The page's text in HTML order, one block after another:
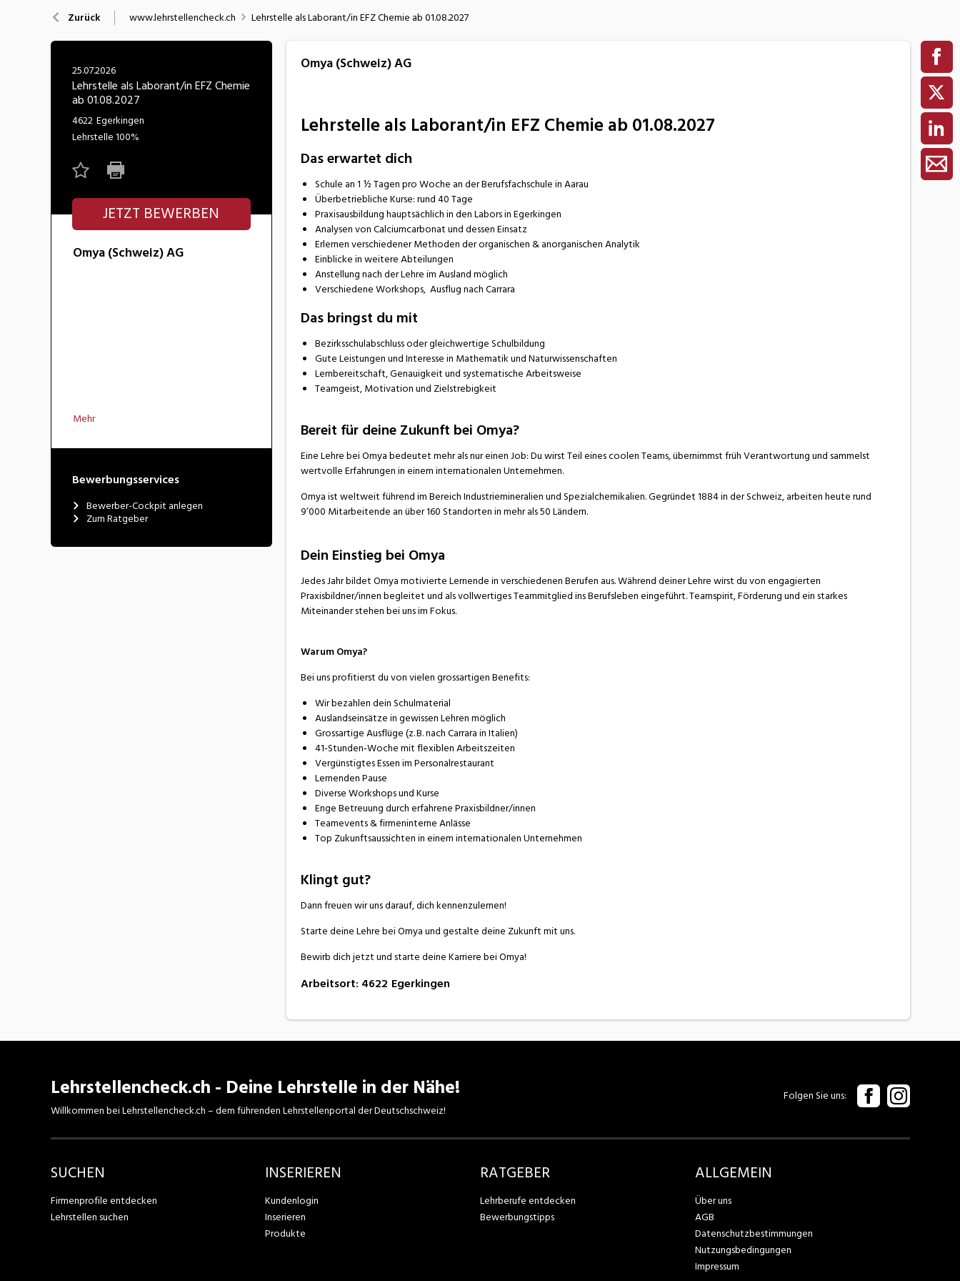
Nahrung
Wirtschaft/Verwaltung
Zurück www.lehrstellencheck.ch Lehrstelle als Laborant/in EFZ Chemie ab 01.08.2027
25.07.2026
Lehrstelle als Laborant/in EFZ Chemie
ab 01.08.2027
4622 Egerkingen
Lehrstelle100%
JETZT BEWERBEN
Omya (Schweiz) AG
Mehr
Bewerbungsservices
Bewerber-Cockpit anlegen
Zum Ratgeber
Omya (Schweiz) AG
Lehrstelle als Laborant/in EFZ Chemie ab 01.08.2027
Das erwartet dich
Schule an 1 ½ Tagen pro Woche an der Berufsfachschule in Aarau
Überbetriebliche Kurse: rund 40 Tage
Praxisausbildung hauptsächlich in den Labors in Egerkingen
Analysen von Calciumcarbonat und dessen Einsatz
Erlernen verschiedener Methoden der organischen & anorganischen Analytik
Einblicke in weitere Abteilungen
Anstellung nach der Lehre im Ausland möglich
Verschiedene Workshops, Ausflug nach Carrara
Das bringst du mit
Bezirksschulabschlussoder gleichwertige Schulbildung
Gute Leistungen und Interesse in Mathematik und Naturwissenschaften
Lernbereitschaft, Genauigkeit und systematische Arbeitsweise
Teamgeist, Motivation und Zielstrebigkeit
Bereit für deine Zukunft bei Omya?
Eine Lehre bei Omya bedeutet mehr als nur einen Job: Du wirst Teil eines coolen Teams, übernimmst früh Verantwortung und sammelst
wertvolle Erfahrungen in einem internationalen Unternehmen.
Omya ist weltweit führend im Bereich Industriemineralien und Spezialchemikalien. Gegründet 1884 in der Schweiz, arbeiten heute rund
9’000 Mitarbeitende an über 160 Standorten in mehr als 50 Ländern.
Dein Einstieg bei Omya
Jedes Jahr bildet Omya motivierte Lernende in verschiedenen Berufen aus. Während deiner Lehre wirst du von engagierten
Praxisbildner/innen begleitet und als vollwertiges Teammitglied ins Berufsleben eingeführt. Teamspirit, Förderung und ein starkes
Miteinander stehen bei uns im Fokus.
Warum Omya?
Bei uns profitierst du von vielen grossartigen Benefits:
Wir bezahlen dein Schulmaterial
Auslandseinsätze in gewissen Lehren möglich
Grossartige Ausflüge (z. B. nach Carrara in Italien)
41‑Stunden‑Woche mit flexiblen Arbeitszeiten
Vergünstigtes Essen im Personalrestaurant
Lernenden Pause
Diverse Workshops und Kurse
Enge Betreuung durch erfahrene Praxisbildner/innen
Teamevents & firmeninterne Anlässe
Top Zukunftsaussichten in einem internationalen Unternehmen
Klingt gut?
Dann freuen wir uns darauf, dich kennenzulernen!
Starte deine Lehre bei Omya und gestalte deine Zukunft mit uns.
Bewirb dich jetzt und starte deine Karriere bei Omya!
Arbeitsort: 4622 Egerkingen
Lehrstellencheck.ch - Deine Lehrstelle in der Nähe!
Willkommen bei Lehrstellencheck.ch – dem führenden Lehrstellenportal der Deutschschweiz!
Folgen Sie uns
SUCHEN
Firmenprofile entdecken
Lehrstellen suchen
INSERIEREN
Kundenlogin
Inserieren
Produkte
RATGEBER
Lehrberufe entdecken
Bewerbungstipps
ALLGEMEIN
Über uns
AGB
Datenschutzbestimmungen
Nutzungsbedingungen
Impressum